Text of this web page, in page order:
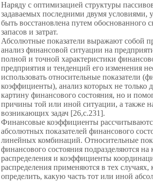
Наряду с оптимизацией структуры
задаваемых последними двумя условиями,
быть восстановлена путем обоснованного
запасов и затрат.
Абсолютные показатели выражают собой
анализ финансовой ситуации на
полной и точной характеристики
предприятия и тенденций его изменения
использовать относительные показатели
коэффициенты), анализ которых не только
картину финансового состояния, но и
причины той или иной ситуации, а также
возникающих задач [26,с.231].
Финансовые коэффициенты
абсолютных показателей финансового
линейных комбинаций. Относительные
финансового состояния подразделяются
распределения и коэффициенты
распределения применяются в тех случаях,
определить, какую часть тот или иной